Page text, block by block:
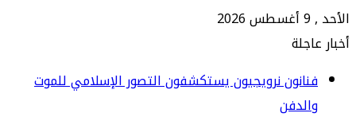
نرويجيون يستكشفون التصور الإسلامي للموت